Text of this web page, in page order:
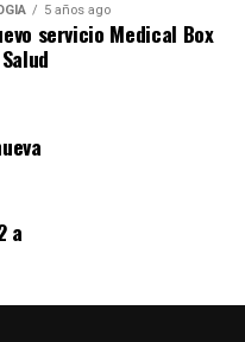
5 años ago
servicio Medical Box
a